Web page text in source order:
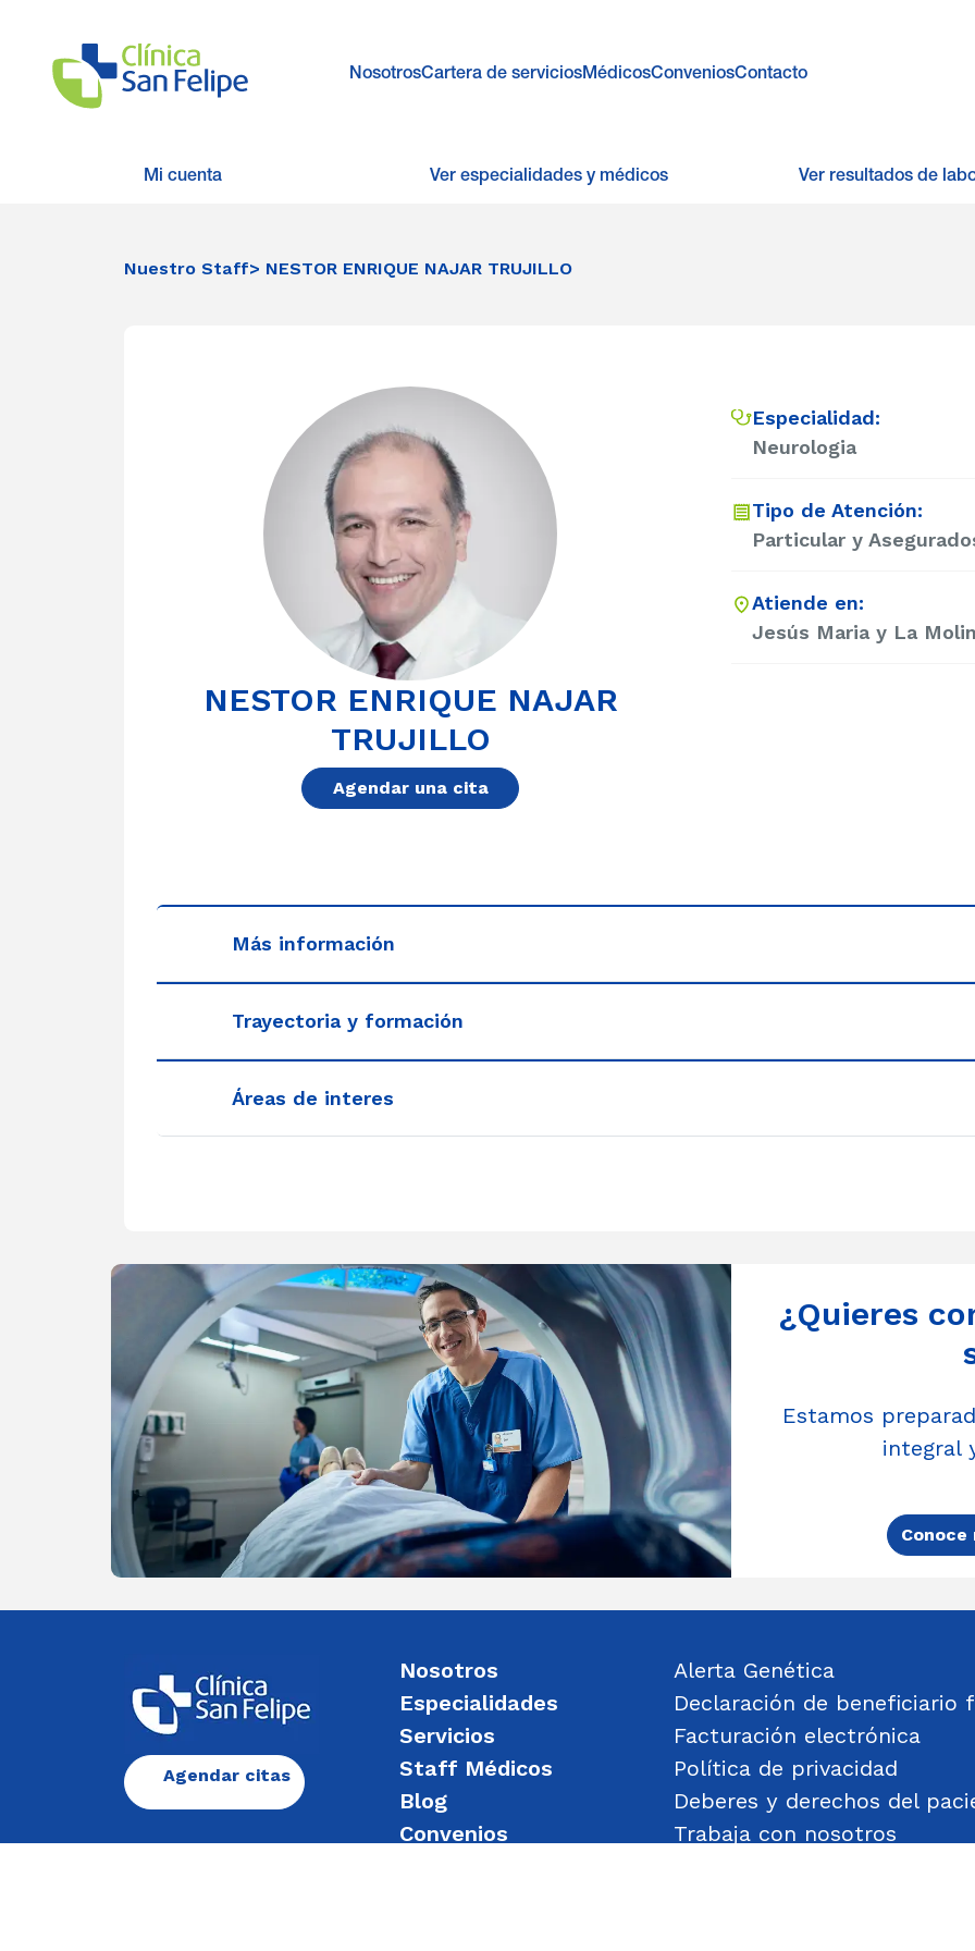
NosotrosCartera de serviciosMédicosConveniosContacto
Mi cuenta Ver especialidades y médicos Ver resultados de
Nuestro Staff> NESTOR ENRIQUE NAJAR TRUJILLO
NESTOR ENRIQUE NAJAR
TRUJILLO
Agendar una cita
Especialidad:
Neurologia
Tipo de Atención:
Particular y
Atiende en:
Jesús Maria y La
Más información
Trayectoria y formación
Áreas de interes
¿Quieres
Estamos
integral
Agendar citas
Nosotros
Especialidades
Servicios
Staff Médicos
Blog
Convenios
Alerta Genética
Declaración de beneficiario
Facturación electrónica
Política de privacidad
Deberes y derechos del
Trabaja con nosotros